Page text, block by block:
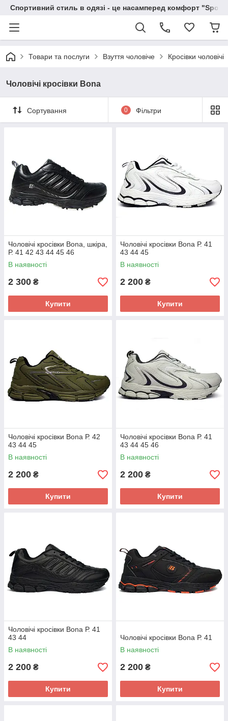
Спортивний стиль в одязі - це насамперед комфорт
Товари та послуги Взуття чоловіче Кросівки чоловічі
Чоловічі кросівки Bona
Сортування 0 Фільтри
Чоловічі кросівки Bona, шкіра,
Р. 41 42 43 44 45 46
В наявності
2 300 ₴
Купити
Чоловічі кросівки Bona Р. 41
43 44 45
В наявності
2 200 ₴
Купити
Чоловічі кросівки Bona Р. 42
43 44 45
В наявності
2 200 ₴
Купити
Чоловічі кросівки Bona Р. 41
43 44 45 46
В наявності
2 200 ₴
Купити
Чоловічі кросівки Bona Р. 41
43 44
В наявності
2 200 ₴
Купити
Чоловічі кросівки Bona Р. 41
В наявності
2 200 ₴
Купити